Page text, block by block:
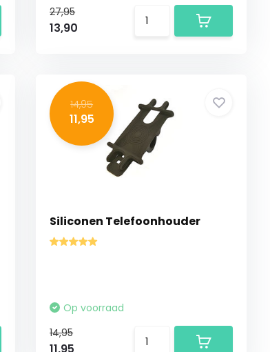
27,95
13,90
14,95
11,95
Siliconen Telefoonhouder
Op voorraad
14,95